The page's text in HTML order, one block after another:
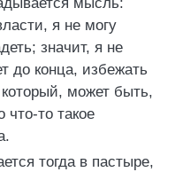
я не могу
значит, я не
до конца, избежать
может быть,
что-то такое
тогда в пастыре,